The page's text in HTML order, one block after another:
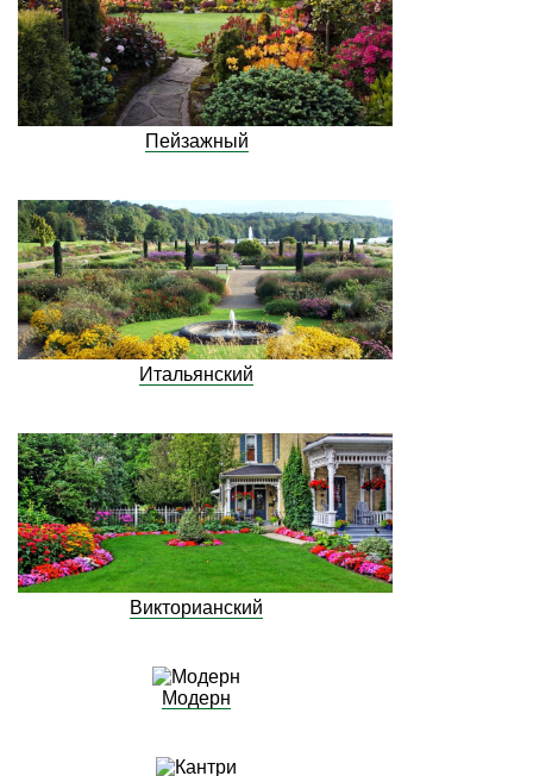
Пейзажный
Итальянский
Викторианский
Модерн